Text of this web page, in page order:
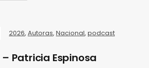
2026, Autoras, Nacional, podcast
– Patricia Espinosa